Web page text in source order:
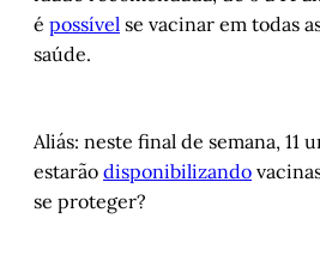
é possível se vacinar em todas
saúde.
Aliás: neste final de semana, 11
estarão disponibilizando
se proteger?